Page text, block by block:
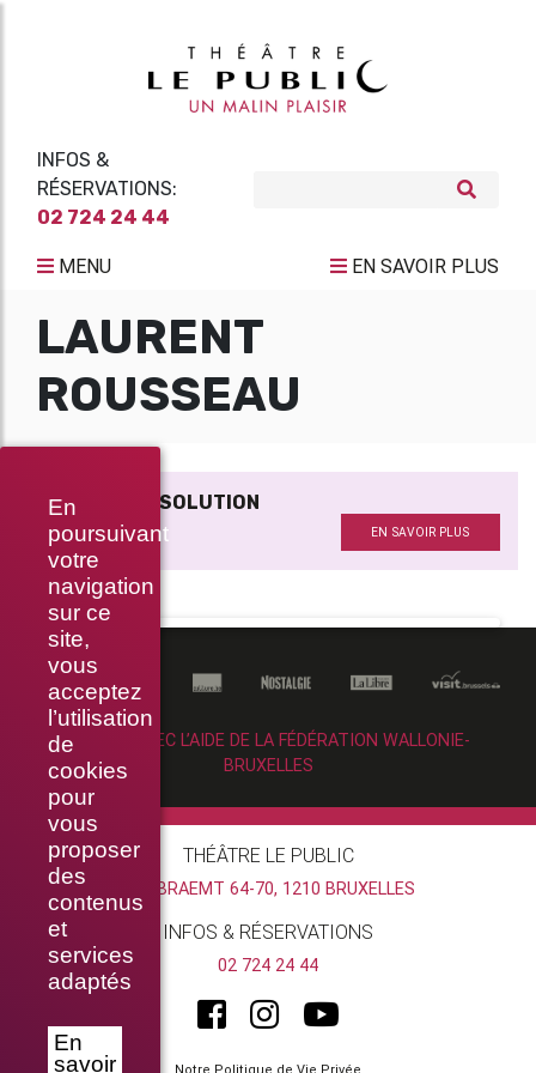
En
poursuivant
votre
navigation
sur ce
site,
vous
acceptez
l’utilisation
de
cookies
pour
vous
proposer
des
contenus
et
services
adaptés
En
savoir
INFOS &
RÉSERVATIONS:
02 724 24 44
MENU EN SAVOIR PLUS
LAURENT
ROUSSEAU
ANTIFREEZE SOLUTION
Avec EN SAVOIR PLUS
RÉALISÉ AVEC L’AIDE DE LA FÉDÉRATION WALLONIE-
BRUXELLES
THÉÂTRE LE PUBLIC
RUE BRAEMT 64-70, 1210 BRUXELLES
INFOS & RÉSERVATIONS
02 724 24 44
Notre Politique de Vie Privée